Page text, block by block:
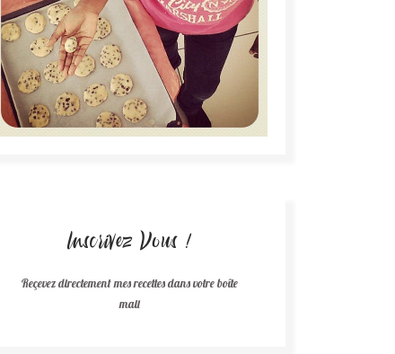
Inscrivez Vous !
Reçevez directement mes recettes dans votre boîte
mail